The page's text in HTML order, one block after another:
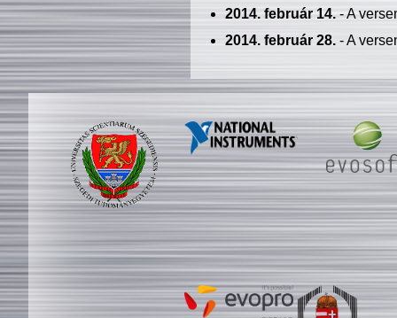
2014. február 14.- A
2014. február 28.- A